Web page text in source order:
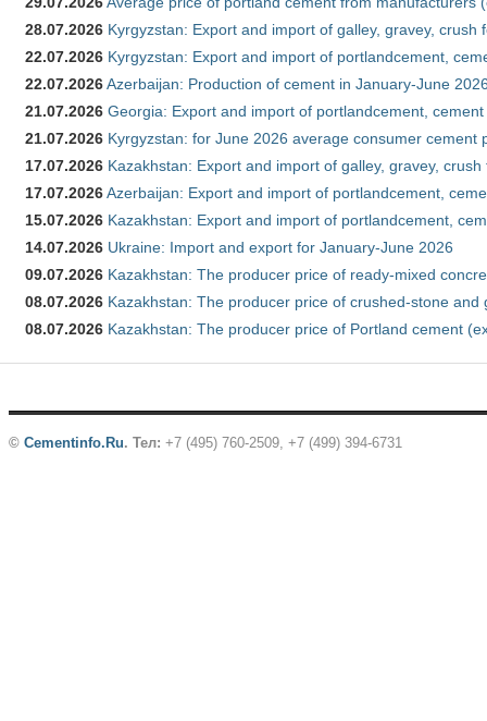
28.07.2026 Kyrgyzstan: Export and import of galley, gravey,
22.07.2026 Kyrgyzstan: Export and import of portlandcement,
22.07.2026Azerbaijan: Production of cement in January-June
21.07.2026 Georgia: Export and import of portlandcement,
21.07.2026 Kyrgyzstan: for June 2026 average consumer cement
17.07.2026 Kazakhstan: Export and import of galley, gravey,
17.07.2026Azerbaijan: Export and import of portlandcement,
15.07.2026 Kazakhstan: Export and import of portlandcement,
14.07.2026 Ukraine: Import and export for January-June 2026
09.07.2026 Kazakhstan: The producer price of ready-mixed
08.07.2026 Kazakhstan: The producer price of crushed-stone and
08.07.2026 Kazakhstan: The producer price of Portland cement
© Cementinfo.Ru. Тел: +7 (495) 760-2509, +7 (499) 394-6731